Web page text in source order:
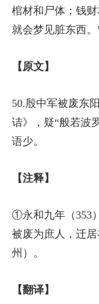
棺材和尸体；钱
就会梦见脏东西。
【原文】
50.殷中军被废东
诘》，疑“般若波
语少。
【注释】
①永和九年（353
被废为庶人，迁
州）。
【翻译】